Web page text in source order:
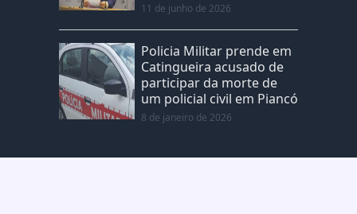
11 de junho de 2026
Policia Militar prende em
Catingueira acusado de
participar da morte de
um policial civil em Piancó
8 de janeiro de 2026